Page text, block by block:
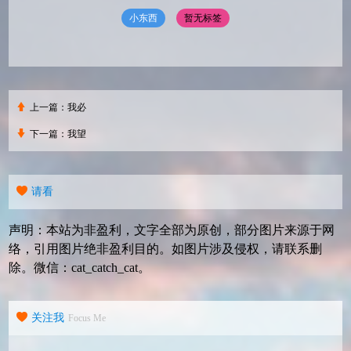
小东西 暂无标签
上一篇：我必
下一篇：我望
请看
声明：本站为非盈利，文字全部为原创，部分图片来源于网
络，引用图片绝非盈利目的。如图片涉及侵权，请联系删
除。微信：cat_catch_cat。
关注我 Focus Me